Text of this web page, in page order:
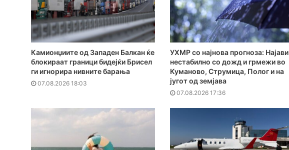
Камионџиите од Западен Балкан ќе
блокираат граници бидејќи Брисел
ги игнорира нивните барања
07.08.2026 18:03
УХМР со најнова прогноза: Најави
нестабилно со дожд и грмежи во
Куманово, Струмица, Полог и на
југот од земјава
07.08.2026 17:36